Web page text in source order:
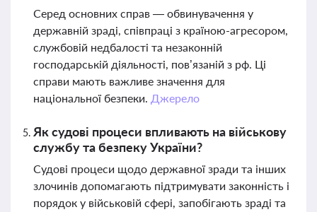
Серед основних справ — обвинувачення у
державній зраді, співпраці з країною-агресором,
службовій недбалості та незаконній
господарській діяльності, пов’язаній з рф. Ці
справи мають важливе значення для
національної безпеки. Джерело
Як судові процеси впливають на військову
службу та безпеку України?
Судові процеси щодо державної зради та інших
злочинів допомагають підтримувати законність і
порядок у військовій сфері, запобігають зраді та